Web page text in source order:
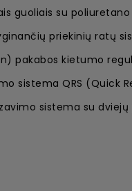
guoliais su
priekinių ratų
pakabos kietumo
sistema QRS (Quick
sistema su